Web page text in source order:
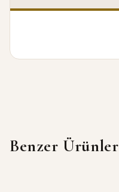
Benzer Ürünler